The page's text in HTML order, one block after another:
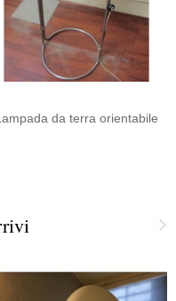
da terra orientabile